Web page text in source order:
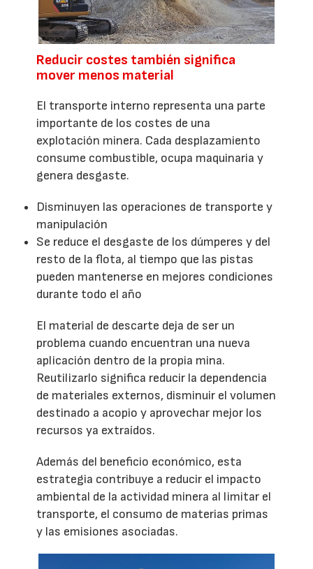
Reducir costes también significa
mover menos material
El transporte interno representa una parte
importante de los costes de una
explotación minera. Cada desplazamiento
consume combustible, ocupa maquinaria y
genera desgaste.
Disminuyen las operaciones de transporte y
manipulación
Se reduce el desgaste de los dúmperes y del
resto de la flota, al tiempo que las pistas
pueden mantenerse en mejores condiciones
durante todo el año
El material de descarte deja de ser un
problema cuando encuentran una nueva
aplicación dentro de la propia mina.
Reutilizarlo significa reducir la dependencia
de materiales externos, disminuir el volumen
destinado a acopio y aprovechar mejor los
recursos ya extraídos.
Además del beneficio económico, esta
estrategia contribuye a reducir el impacto
ambiental de la actividad minera al limitar el
transporte, el consumo de materias primas
y las emisiones asociadas.